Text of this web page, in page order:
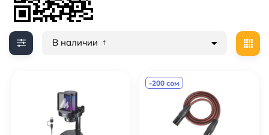
В наличии
-200 сом